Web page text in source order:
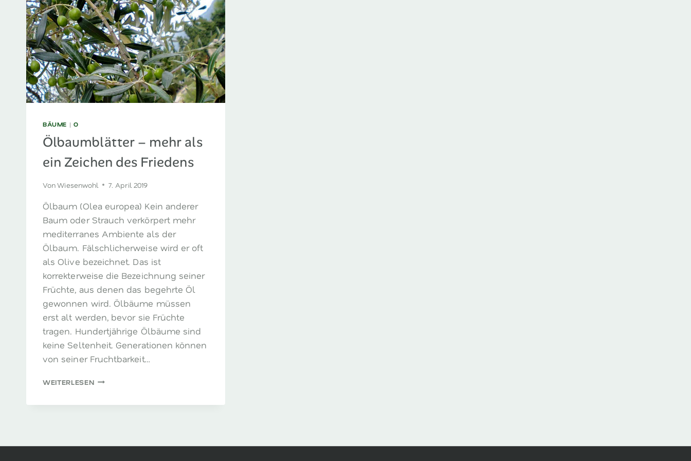
BÄUME | O
Ölbaumblätter – mehr als
ein Zeichen des Friedens
Von Wiesenwohl 7. April 2019
Ölbaum (Olea europea) Kein anderer
Baum oder Strauch verkörpert mehr
mediterranes Ambiente als der
Ölbaum. Fälschlicherweise wird er oft
als Olive bezeichnet. Das ist
korrekterweise die Bezeichnung seiner
Früchte, aus denen das begehrte Öl
gewonnen wird. Ölbäume müssen
erst alt werden, bevor sie Früchte
tragen. Hundertjährige Ölbäume sind
keine Seltenheit. Generationen können
von seiner Fruchtbarkeit…
WEITERLESENÖLBAUMBLÄTTER
DES